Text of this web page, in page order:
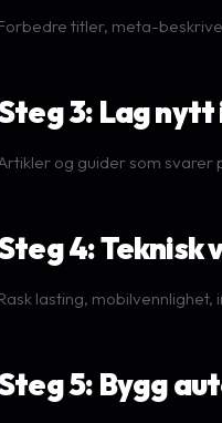
titler, meta-
3: Lag nytt
og guider som svarer
4: Teknisk
lasting,
5: Bygg